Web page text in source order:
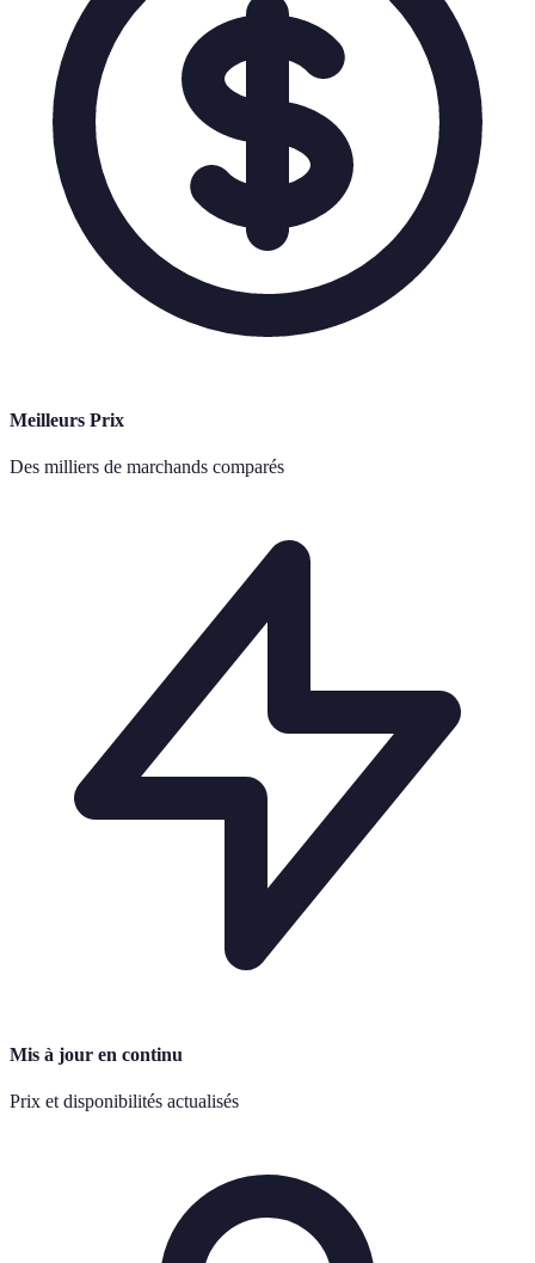
Meilleurs Prix
Des milliers de marchands comparés
Mis à jour en continu
Prix et disponibilités actualisés